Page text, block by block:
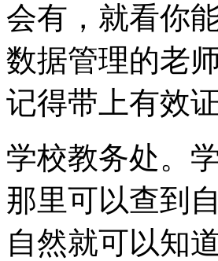
会有，就看你
数据管理的老
记得带上有效证
学校教务处。
那里可以查到
自然就可以知